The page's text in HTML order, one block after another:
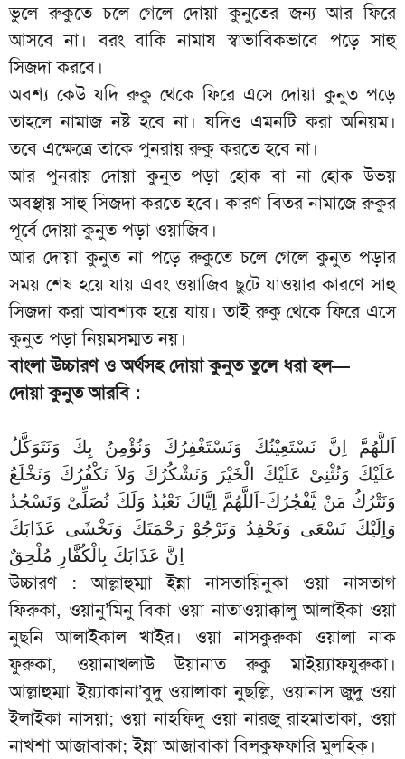
ভুলে রুকুতে চলে গেলে দোয়া কুনুতের জন্য আর ফিরে
আসবে না। বরং বাকি নামায স্বাভাবিকভাবে পড়ে সাহু
সিজদা করবে।
অবশ্য কেউ যদি রুকু থেকে ফিরে এসে দোয়া কুনুত পড়ে
তাহলে নামাজ নষ্ট হবে না। যদিও এমনটি করা অনিয়ম।
তবে এক্ষেত্রে তাকে পুনরায় রুকু করতে হবে না।
আর পুনরায় দোয়া কুনুত পড়া হোক বা না হোক উভয়
অবস্থায় সাহু সিজদা করতে হবে। কারণ বিতর নামাজে রুকুর
পূর্বে দোয়া কুনুত পড়া ওয়াজিব।
আর দোয়া কুনুত না পড়ে রুকুতে চলে গেলে কুনুত পড়ার
সময় শেষ হয়ে যায় এবং ওয়াজিব ছুটে যাওয়ার কারণে সাহু
সিজদা করা আবশ্যক হয়ে যায়। তাই রুকু থেকে ফিরে এসে
কুনুত পড়া নিয়মসম্মত নয়।
বাংলা উচ্চারণ ও অর্থসহ দোয়া কুনুত তুলে ধরা হল—
দোয়া কুনুত আরবি :
اَللَّهُمَّ اِنَّ نَسْتَعِيْنُكَ وَنَسْتَغْفِرُكَ وَنُؤْمِنُ بِكَ وَنَتَوَكَّلُ
عَلَيْكَ وَنُثْنِىْ عَلَيْكَ الْخَيْرَ وَنَشْكُرُكَ وَلاَ نَكْفُرُكَ وَنَخْلَعُ
وَنَتْرُكُ مَنْ يَّفْجُرُكَ-اَللَّهُمَّ اِيَّاكَ نَعْبُدُ وَلَكَ نُصَلِّىْ وَنَسْجُدُ
وَاِلَيْكَ نَسْعَى وَنَحْفِدُ وَنَرْجُوْ رَحْمَتَكَ وَنَخْشَى عَذَابَكَ
اِنَّ عَذَابَكَ بِالْكُفَّارِ مُلْحِقٌ
উচ্চারণ : আল্লাহুম্মা ইন্না নাসতায়িনুকা ওয়া নাসতাগ
ফিরুকা, ওয়ানু’মিনু বিকা ওয়া নাতাওয়াক্কালু আলাইকা ওয়া
নুছনি আলাইকাল খাইর। ওয়া নাসকুরুকা ওয়ালা নাক
ফুরুকা, ওয়ানাখলাউ উয়ানাত রুকু মাইয়্যাফযুরুকা।
আল্লাহুম্মা ইয়্যাকানা’বুদু ওয়ালাকা নুছল্লি, ওয়ানাস জুদু ওয়া
ইলাইকা নাসয়া; ওয়া নাহফিদু ওয়া নারজু রাহমাতাকা, ওয়া
নাখশা আজাবাকা; ইন্না আজাবাকা বিলকুফফারি মুলহিক্।